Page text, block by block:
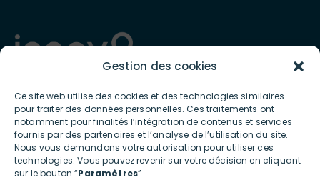
Gestion des cookies
Ce site web utilise des cookies et des technologies similaires
pour traiter des données personnelles. Ces traitements ont
notamment pour finalités l’intégration de contenus et services
fournis par des partenaires et l’analyse de l’utilisation du site.
Nous vous demandons votre autorisation pour utiliser ces
technologies. Vous pouvez revenir sur votre décision en cliquant
sur le bouton “Paramètres”.
Présent depuis 2012 en France et à l’international, INNOV8 GROUP
est spécialiste de l’écosystème digital et connecté et met à
disposition des professionnels et des particuliers des services et
produits ultra-innovants contribuant à la transition écologique
et posant les bases d’une consommation digitale bas carbone.